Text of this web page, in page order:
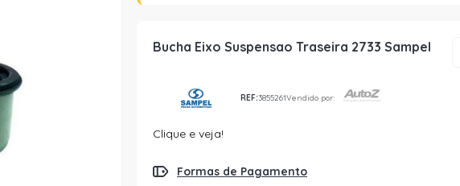
Bucha Eixo Suspensao Traseira 2733 Sampel
REF:3855261Vendido por:
Clique e veja!
Formas de Pagamento